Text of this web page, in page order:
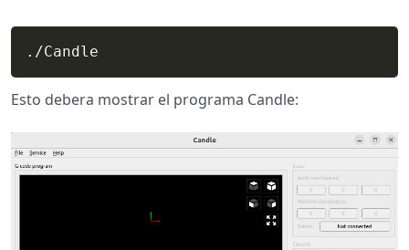
./Candle
Esto debera mostrar el programa Candle: